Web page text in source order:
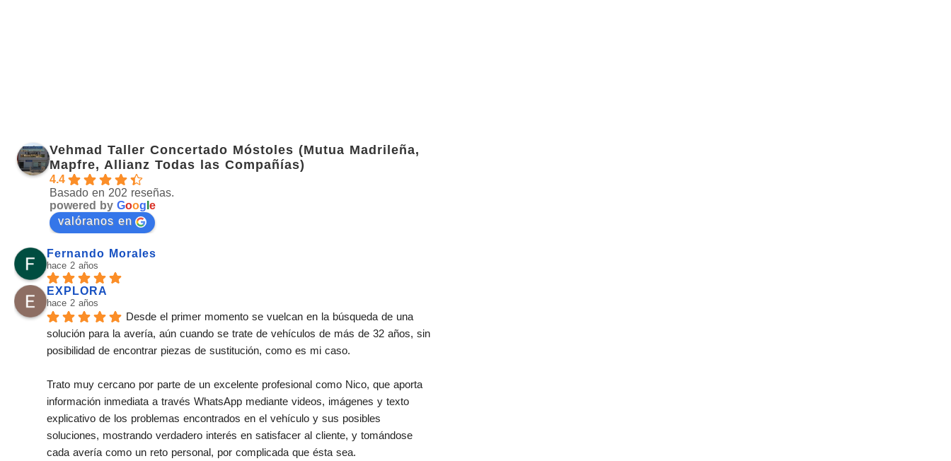
Vehmad Taller Concertado Móstoles (Mutua Madrileña,
Mapfre, Allianz Todas las Compañías)
4.4
Basado en 202 reseñas.
powered by Goog e
valóranos en
Fernando Morales
hace 2 años
EXPLORA
hace 2 años
Desde el primer momento se vuelcan en la búsqueda de una
solución para la avería, aún cuando se trate de vehículos de más de 32 años, sin
posibilidad de encontrar piezas de sustitución, como es mi caso.
Trato muy cercano por parte de un excelente profesional como Nico, que aporta
información inmediata a través WhatsApp mediante videos, imágenes y texto
explicativo de los problemas encontrados en el vehículo y sus posibles
soluciones, mostrando verdadero interés en satisfacer al cliente, y tomándose
cada avería como un reto personal, por complicada que ésta sea.